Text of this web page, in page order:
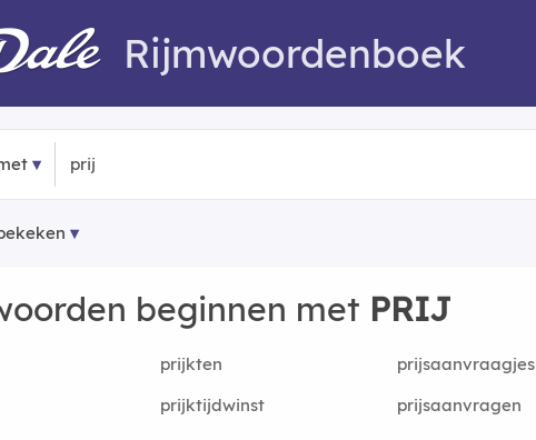
Rijmwoordenboek
beginnen met PRIJ
prijkten
prijsaanvraagjes
prijktijdwinst
prijsaanvragen